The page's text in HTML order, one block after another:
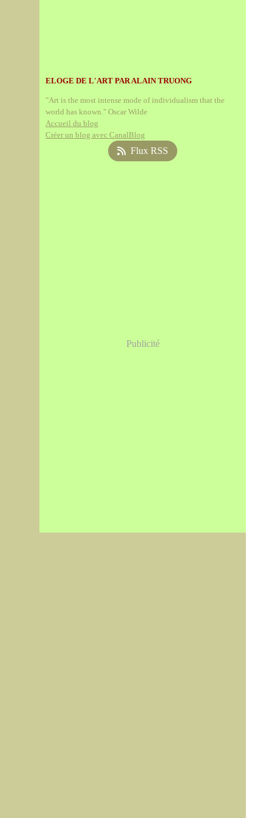
ELOGE DE L'ART PAR ALAIN TRUONG
"Art is the most intense mode of individualism that the
world has known." Oscar Wilde
Accueil du blog
Créer un blog avec CanalBlog
Flux RSS
Publicité